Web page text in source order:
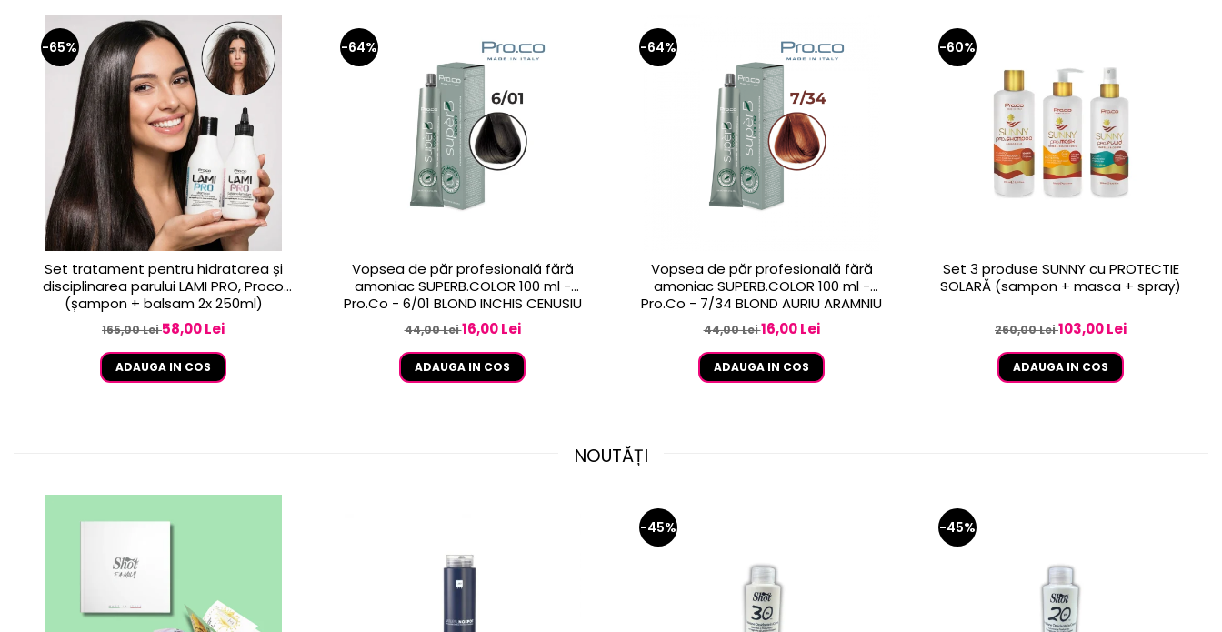
-65%
Set tratament pentru hidratarea și
disciplinarea parului LAMI PRO, Proco
(șampon + balsam 2x 250ml)
165,00 Lei58,00 Lei
ADAUGA IN COS
-64%
Vopsea de păr profesională fără
amoniac SUPERB.COLOR 100 ml -
Pro.Co - 6/01 BLOND INCHIS CENUSIU
44,00 Lei16,00 Lei
ADAUGA IN COS
-64%
Vopsea de păr profesională fără
amoniac SUPERB.COLOR 100 ml -
Pro.Co - 7/34 BLOND AURIU ARAMNIU
44,00 Lei16,00 Lei
ADAUGA IN COS
-60%
Set 3 produse SUNNY cu PROTECTIE
SOLARĂ (sampon + masca + spray)
260,00 Lei103,00 Lei
ADAUGA IN COS
NOUTĂȚI
-45% -45%